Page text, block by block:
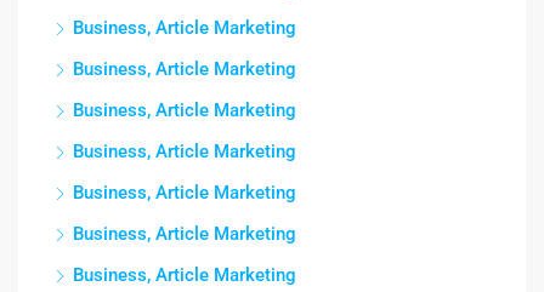
Business, Article Marketing
Business, Article Marketing
Business, Article Marketing
Business, Article Marketing
Business, Article Marketing
Business, Article Marketing
Business, Article Marketing